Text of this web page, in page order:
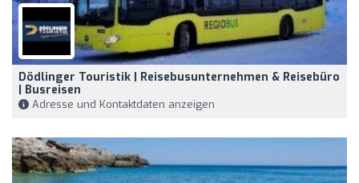
Dödlinger Touristik | Reisebusunternehmen & Reisebüro
| Busreisen
Adresse und Kontaktdaten anzeigen